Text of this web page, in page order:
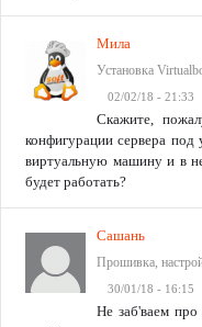
Мила
Установка
02/02/18 - 21:33
Скажите,
конфигурации сервера
виртуальную машину и в
будет работать?
Сашань
Прошивка,
30/01/18 - 16:15
Не заб'ваем про